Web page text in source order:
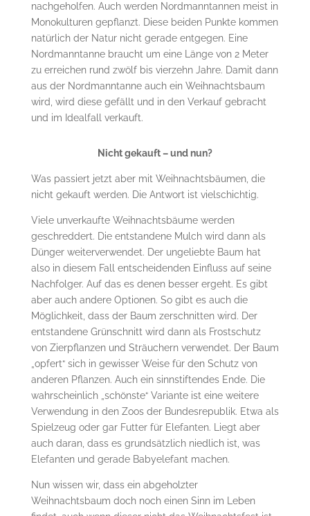
nachgeholfen. Auch werden Nordmanntannen meist in
Monokulturen gepflanzt. Diese beiden Punkte kommen
natürlich der Natur nicht gerade entgegen. Eine
Nordmanntanne braucht um eine Länge von 2 Meter
zu erreichen rund zwölf bis vierzehn Jahre. Damit dann
aus der Nordmanntanne auch ein Weihnachtsbaum
wird, wird diese gefällt und in den Verkauf gebracht
und im Idealfall verkauft.
Nicht gekauft – und nun?
Was passiert jetzt aber mit Weihnachtsbäumen, die
nicht gekauft werden. Die Antwort ist vielschichtig.
Viele unverkaufte Weihnachtsbäume werden
geschreddert. Die entstandene Mulch wird dann als
Dünger weiterverwendet. Der ungeliebte Baum hat
also in diesem Fall entscheidenden Einfluss auf seine
Nachfolger. Auf das es denen besser ergeht. Es gibt
aber auch andere Optionen. So gibt es auch die
Möglichkeit, dass der Baum zerschnitten wird. Der
entstandene Grünschnitt wird dann als Frostschutz
von Zierpflanzen und Sträuchern verwendet. Der Baum
„opfert“ sich in gewisser Weise für den Schutz von
anderen Pflanzen. Auch ein sinnstiftendes Ende. Die
wahrscheinlich „schönste“ Variante ist eine weitere
Verwendung in den Zoos der Bundesrepublik. Etwa als
Spielzeug oder gar Futter für Elefanten. Liegt aber
auch daran, dass es grundsätzlich niedlich ist, was
Elefanten und gerade Babyelefant machen.
Nun wissen wir, dass ein abgeholzter
Weihnachtsbaum doch noch einen Sinn im Leben